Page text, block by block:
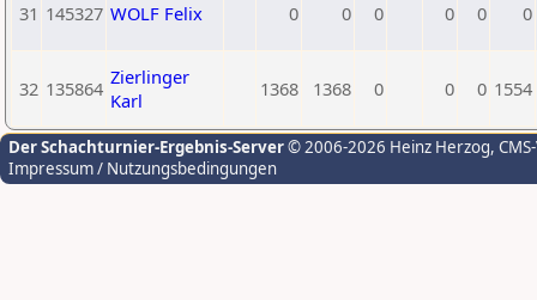
31 145327 WOLF Felix 0 0 0 0 0 0
32 135864 Zierlinger
Karl
1368 1368 0 0 0 1554
Der Schachturnier-Ergebnis-Server© 2006-2026 Heinz Herzog,
Impressum / Nutzungsbedingungen